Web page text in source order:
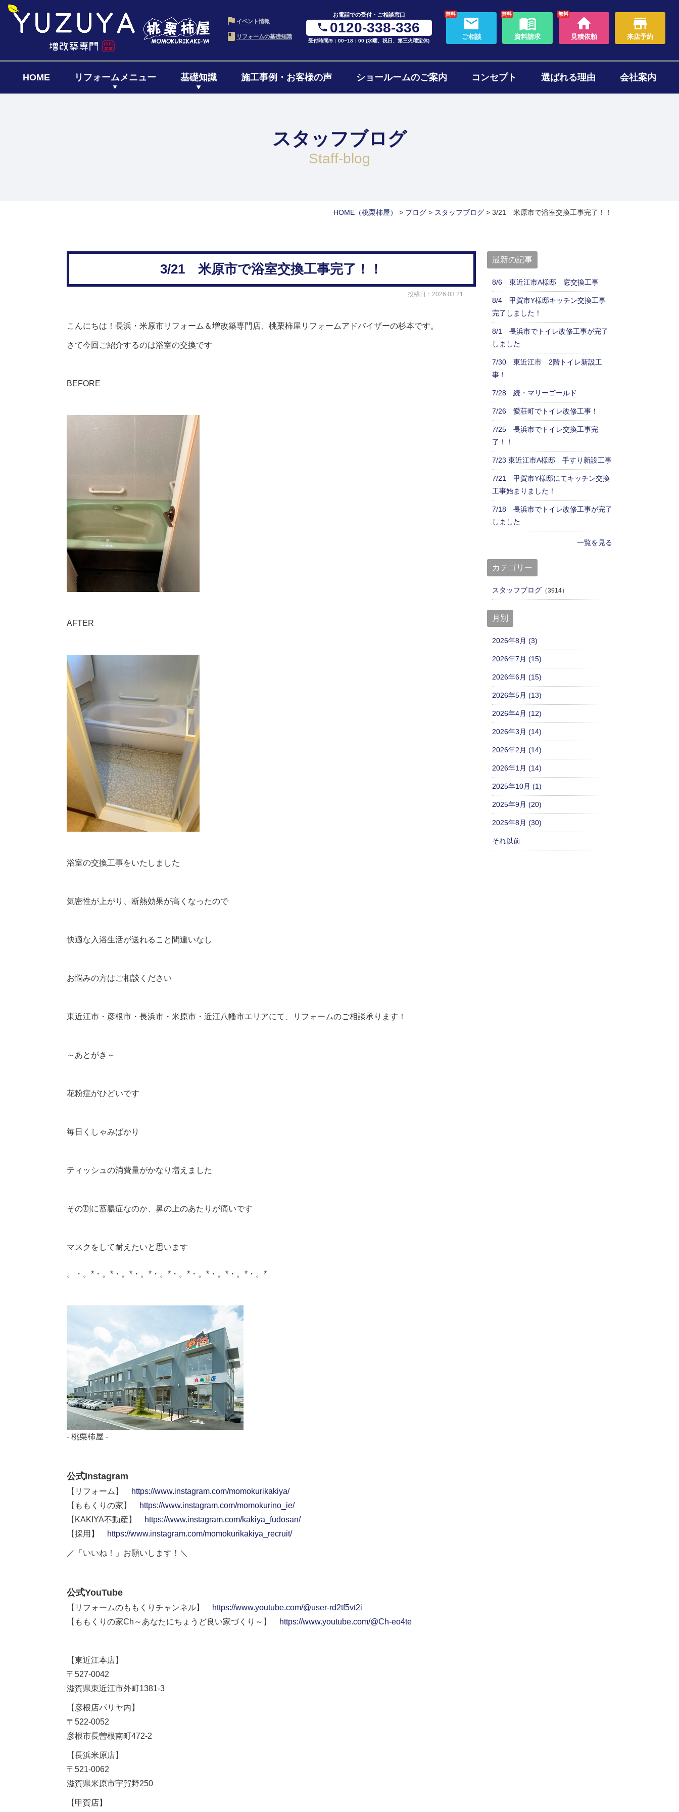
イベント情報
リフォームの基礎知識
お電話での受付・ご相談窓口
0120-338-336
受付時間/9：00~18：00 (水曜、祝日、第三火曜定休)
無料
ご相談
無料
資料請求
無料
見積依頼 来店予約
HOME リフォームメニュー
1階・まるごとリノベ
基礎知識
リフォームの流れ
施工事例・お客様の声 ショールームのご案内 コンセプト 選ばれる理由 会社案内
スタッフブログ
staff-blog
HOME （桃栗柿屋） > ブログ > スタッフブログ > 3/21 米原市で浴室交換工事完了！！
3/21 米原市で浴室交換工事完了！！
投稿日：2026.03.21
こんにちは！長浜・米原市リフォーム＆増改築専門店、桃栗柿屋リフォームアドバイザーの杉本です。
さて今回ご紹介するのは浴室の交換です
BEFORE
AFTER
浴室の交換工事をいたしました
気密性が上がり、断熱効果が高くなったので
快適な入浴生活が送れること間違いなし
お悩みの方はご相談ください
東近江市・彦根市・長浜市・米原市・近江八幡市エリアにて、リフォームのご相談承ります！
～あとがき～
花粉症がひどいです
毎日くしゃみばかり
ティッシュの消費量がかなり増えました
その割に蓄膿症なのか、鼻の上のあたりが痛いです
マスクをして耐えたいと思います
。・。*・。*・。*・。*・。*・。*・。*・。*・。*・。*
- 桃栗柿屋 -
公式Instagram
【リフォーム】
https://www.instagram.com/momokurikakiya/
【ももくりの家】
https://www.instagram.com/momokurino_ie/
【KAKIYA不動産】
https://www.instagram.com/kakiya_fudosan/
【採用】
https://www.instagram.com/momokurikakiya_recruit/
／「いいね！」お願いします！＼
公式YouTube
【リフォームのももくりチャンネル】
https://www.youtube.com/@user-rd2tf5vt2i
【ももくりの家Ch～あなたにちょうど良い家づくり～】
https://www.youtube.com/@Ch-eo4te
【東近江本店】
〒527-0042
滋賀県東近江市外町1381-3
【彦根店パリヤ内】
〒522-0052
彦根市長曽根南町472-2
【長浜米原店】
〒521-0062
滋賀県米原市宇賀野250
【甲賀店】
最新の記事
8/6 東近江市A様邸 窓交換工事
8/4 甲賀市Y様邸キッチン交換工事
完了しました！
8/1 長浜市でトイレ改修工事が完了
しました
7/30 東近江市 2階トイレ新設工
事！
7/28 続・マリーゴールド
7/26 愛荘町でトイレ改修工事！
7/25 長浜市でトイレ交換工事完
了！！
7/23 東近江市A様邸 手すり新設工事
7/21 甲賀市Y様邸にてキッチン交換
工事始まりました！
7/18 長浜市でトイレ改修工事が完了
しました
一覧を見る
カテゴリー
スタッフブログ（3914）
月別
2026年8月 (3)
2026年7月 (15)
2026年6月 (15)
2026年5月 (13)
2026年4月 (12)
2026年3月 (14)
2026年2月 (14)
2026年1月 (14)
2025年10月 (1)
2025年9月 (20)
2025年8月 (30)
それ以前